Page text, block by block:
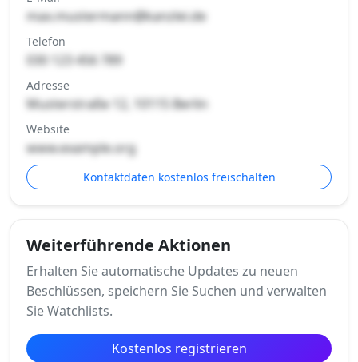
max.mustermann@kanzlei.de
Telefon
030 123 456 789
Adresse
Musterstraße 12, 10115 Berlin
Website
www.example.org
Kontaktdaten kostenlos freischalten
Weiterführende Aktionen
Erhalten Sie automatische Updates zu neuen
Beschlüssen, speichern Sie Suchen und verwalten
Sie Watchlists.
Kostenlos registrieren